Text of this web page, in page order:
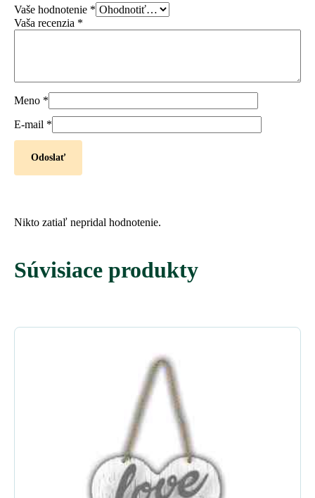
Vaše hodnotenie *
Vaša recenzia *
Meno *
E-mail *
Nikto zatiaľ nepridal hodnotenie.
Súvisiace produkty